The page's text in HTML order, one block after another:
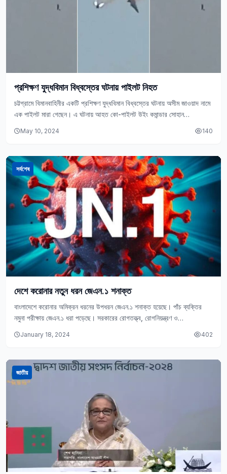
প্রশিক্ষণ যুদ্ধবিমান বিধ্বস্তের ঘটনায় পাইলট নিহত
চট্টগ্রামে বিমানবাহিনীর একটি প্রশিক্ষণ যুদ্ধবিমান বিধ্বস্তের ঘটনায় অসীম জাওয়াদ নামে
এক পাইলট মারা গেছেন। এ ঘটনায় আহত কো-পাইলট উইং কমান্ডার সোহান
May 10, 2024 140
সর্বশেষ
দেশে করোনার নতুন ধরন জেএন.১ শনাক্ত
বাংলাদেশে করোনার অমিক্রন ধরনের উপধরন জেএন.১ শনাক্ত হয়েছে। পাঁচ ব্যক্তির
নমুনা পরীক্ষায় জেএন.১ ধরা পড়েছে। সরকারের রোগতত্ত্ব, রোগনিয়ন্ত্রণ ও
January 18, 2024 402
জাতীয়